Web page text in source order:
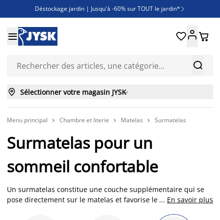
Déstockage jardin | Jusqu'à -60% sur TOUT le jardin* 
Jusqu'à -50% sur une sélection literie
Découvrez les nouveautés de la collection


 
 Sélectionner votre magasin JYSK
Menu principal  Chambre et literie  Matelas  Surmatelas
Surmatelas pour un
sommeil confortable
Un surmatelas constitue une couche supplémentaire qui se
pose directement sur le matelas et favorise le confort de
... En savoir plus